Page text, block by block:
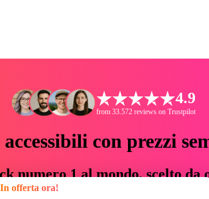
4.9
from 33.572 reviews on Trustpilot
con prezzi
numero 1 al mondo, scelto
creative che fanno
ora!